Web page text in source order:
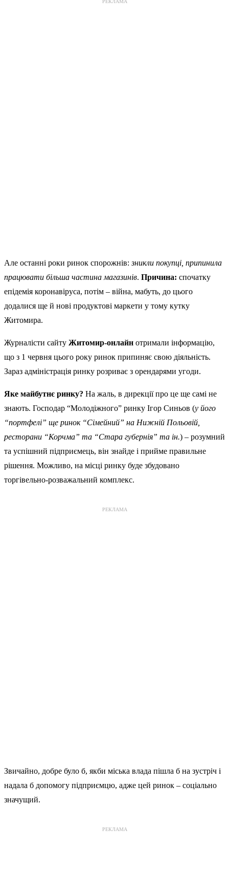
РЕКЛАМА
Але останні роки ринок спорожнів:зникли покупці, припинила
працювати більша частина магазинів. Причина: спочатку
епідемія коронавіруса, потім – війна, мабуть, до цього
додалися ще й нові продуктові маркети у тому кутку
Житомира.
Журналісти сайту Житомир-онлайн отримали інформацію,
що з 1 червня цього року ринок припиняє свою діяльність.
Зараз адміністрація ринку розриває з орендарями угоди.
Яке майбутнє ринку? На жаль, в дирекції про це ще самі не
знають. Господар “Молодіжного” ринку Ігор Синьов (у його
“портфелі” ще ринок “Сімейний” на Нижній Польовій,
ресторани “Корчма” та “Стара губернія” та ін.) – розумний
та успішний підприємець, він знайде і прийме правильне
рішення. Можливо, на місці ринку буде збудовано
торгівельно-розважальний комплекс.
РЕКЛАМА
Звичайно, добре було б, якби міська влада пішла б на зустріч і
надала б допомогу підприємцю, адже цей ринок – соціально
значущий.
РЕКЛАМА